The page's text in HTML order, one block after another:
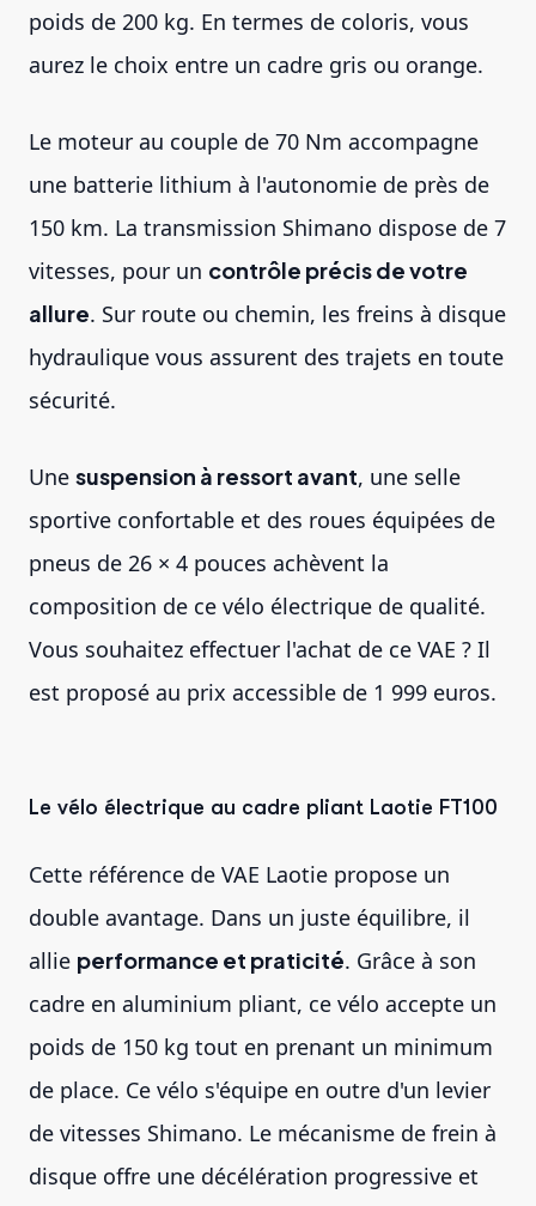
poids de 200 kg. En termes de coloris, vous
aurez le choix entre un cadre gris ou orange.
Le moteur au couple de 70 Nm accompagne
une batterie lithium à l'autonomie de près de
150 km. La transmission Shimano dispose de 7
vitesses, pour un contrôle précis de votre
allure. Sur route ou chemin, les freins à disque
hydraulique vous assurent des trajets en toute
sécurité.
Une suspension à ressort avant, une selle
sportive confortable et des roues équipées de
pneus de 26 × 4 pouces achèvent la
composition de ce vélo électrique de qualité.
Vous souhaitez effectuer l'achat de ce VAE ? Il
est proposé au prix accessible de 1 999 euros.
Le vélo électrique au cadre pliant Laotie FT100
Cette référence de VAE Laotie propose un
double avantage. Dans un juste équilibre, il
allie performance et praticité. Grâce à son
cadre en aluminium pliant, ce vélo accepte un
poids de 150 kg tout en prenant un minimum
de place. Ce vélo s'équipe en outre d'un levier
de vitesses Shimano. Le mécanisme de frein à
disque offre une décélération progressive et